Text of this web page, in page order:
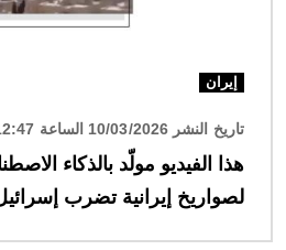
إيران
تاريخ النشر 10/03/2026 الساعة 12:47
هذا الفيديو مولّد بالذكاء
لصواريخ إيرانية تضرب